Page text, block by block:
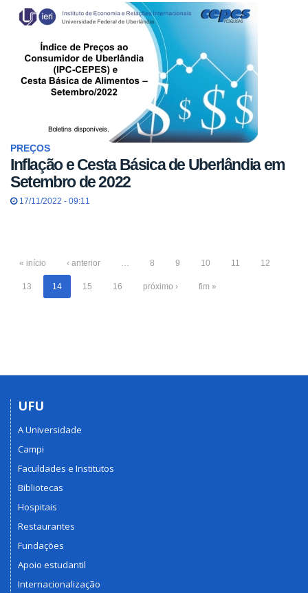
PREÇOS
Inflação e Cesta Básica de Uberlândia em
Setembro de 2022
17/11/2022 - 09:11
« início ‹ anterior … 8 9 10 11 12
13 14 15 16 próximo › fim »
UFU
A Universidade
Campi
Faculdades e Institutos
Bibliotecas
Hospitais
Restaurantes
Fundações
Apoio estudantil
Internacionalização